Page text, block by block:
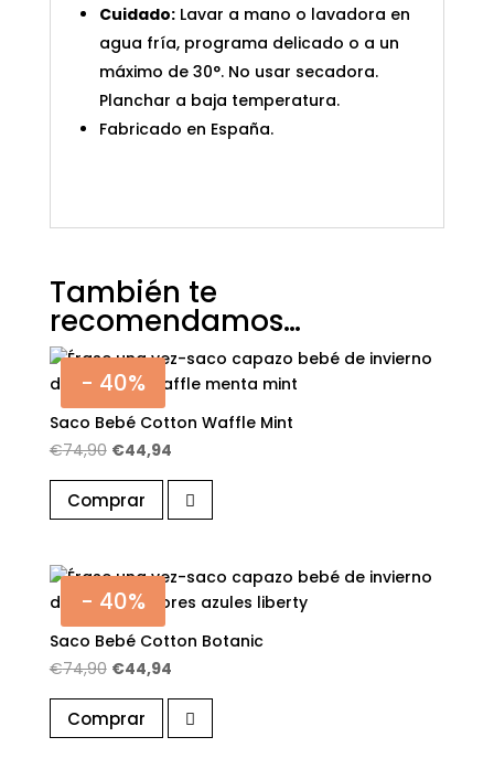
Cuidado:Lavar a mano o lavadora en
agua fría, programa delicado o a un
máximo de 30°. No usar secadora.
Planchar a baja temperatura.
Fabricado en España.
También te
recomendamos…
- 40%
Saco Bebé Cotton Waffle Mint
€74,90 El
precio
original
era:
€44,94El
precio
actual
es:
Comprar
- 40%
Saco Bebé Cotton Botanic
€74,90 El
precio
original
era:
€44,94El
precio
actual
es:
Comprar